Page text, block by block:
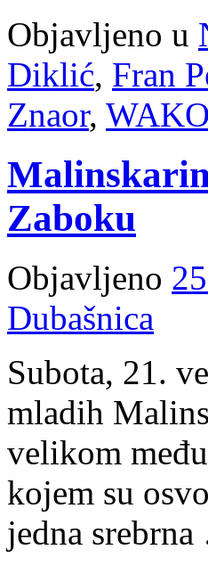
Objavljeno u
Diklić, Fran
Znaor, WAKO
Zaboku
Objavljeno
Dubašnica
Subota, 21.
mladih
velikom
kojem su
jedna